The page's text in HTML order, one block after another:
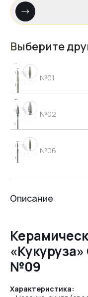
Выберите
№01
№02
№06
№04
Описание
№09
Характеристика: